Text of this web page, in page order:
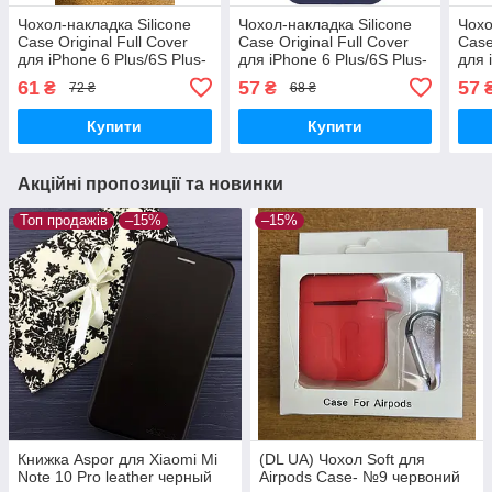
Чохол-накладка Silicone
Case Original Full Cover
для iPhone 6 Plus/6S Plus-
61 ₴ 72 ₴
Купити
Чохол-накладка Silicone
Case Original Full Cover
для iPhone 6 Plus/6S Plus-
57₴ 68 ₴
Купити
для
57
Акційні пропозиції та новинки
Топ продажів –15%
Книжка Aspor для Xiaomi Mi
Note 10 Pro leather черный
–15%
(DL UA) Чохол Soft для
Airpods Case- №9 червоний